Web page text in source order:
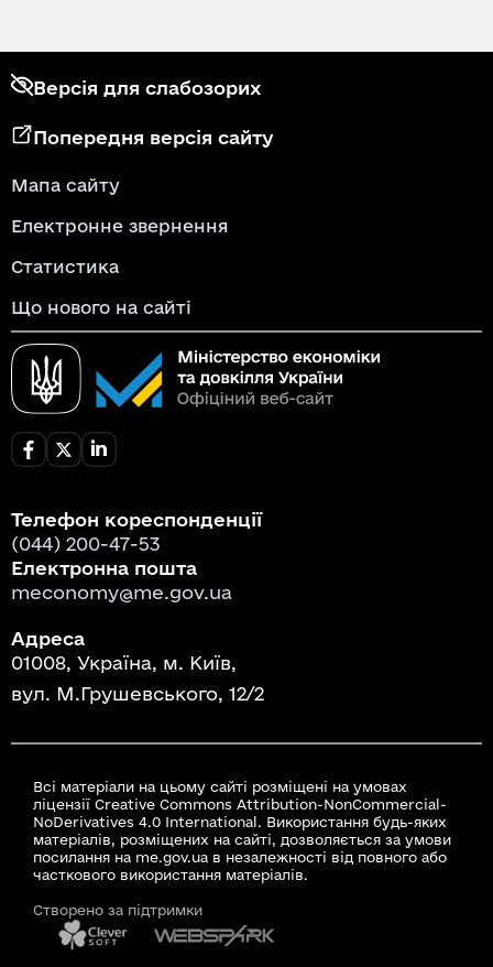
Версія для слабозорих
Попередня версія сайту
Мапа сайту
Електронне звернення
Статистика
Що нового на сайті
Телефон кореспонденції
(044) 200-47-53
Електронна пошта
meconomy@me.gov.ua
Адреса
01008, Україна, м. Київ,
вул. М.Грушевського, 12/2
Всі матеріали на цьому сайті розміщені на умовах
ліцензії Creative Commons Attribution-NonCommercial-
NoDerivatives 4.0 International. Використання будь-яких
матеріалів, розміщених на сайті, дозволяється за умови
посилання на me.gov.ua в незалежності від повного або
часткового використання матеріалів.
Створено за підтримки